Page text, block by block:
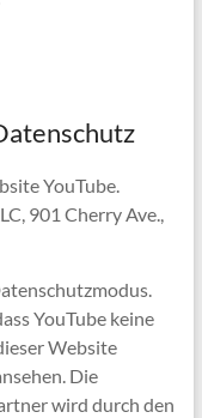
YouTube.
901 Cherry Ave.,
YouTube keine
Website
Die
wird durch den